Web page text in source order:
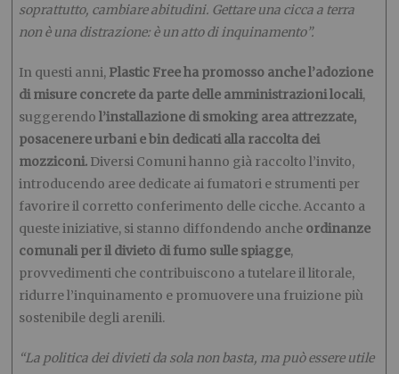
soprattutto, cambiare abitudini. Gettare una cicca a terra
non è una distrazione: è un atto di inquinamento”.
In questi anni, Plastic Free ha promosso anche l’adozione
di misure concrete da parte delle amministrazioni locali,
suggerendol’installazione di smoking area attrezzate,
posacenere urbani e bin dedicati alla raccolta dei
mozziconi. Diversi Comuni hanno già raccolto l’invito,
introducendo aree dedicate ai fumatori e strumenti per
favorire il corretto conferimento delle cicche. Accanto a
queste iniziative, si stanno diffondendo anche ordinanze
comunali per il divieto di fumo sulle spiagge,
provvedimenti che contribuiscono a tutelare il litorale,
ridurre l’inquinamento e promuovere una fruizione più
sostenibile degli arenili.
“La politica dei divieti da sola non basta, ma può essere utile